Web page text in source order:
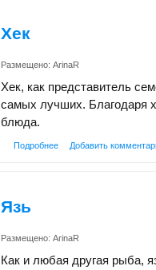
Хек
Размещено: ArinaR
Хек, как представитель
самых лучших. Благодаря
блюда.
Подробнее Добавить
Язь
Размещено: ArinaR
Как и любая другая рыба,